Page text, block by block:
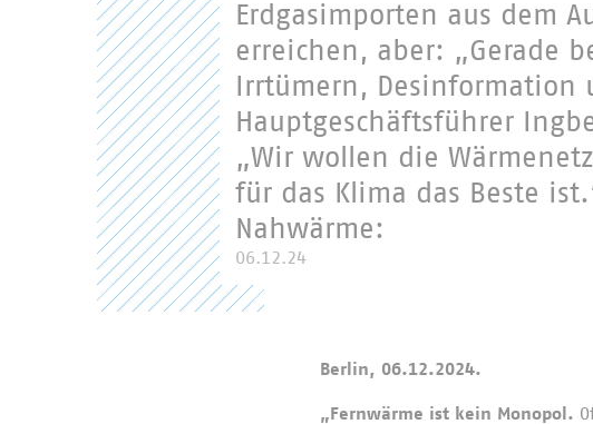
Erdgasimporten aus dem
erreichen, aber: „Gerade
Irrtümern,
Hauptgeschäftsführer
„Wir wollen die
für das Klima das Beste
Nahwärme:
06.12.24
Berlin, 06.12.2024.
„Fernwärme ist kein Monopol.